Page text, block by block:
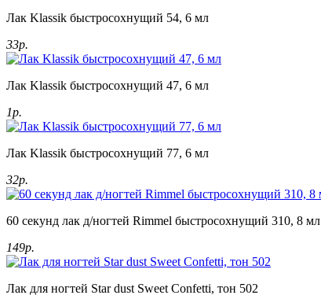
Лак Klassik быстросохнущий 54, 6 мл
33р.
Лак Klassik быстросохнущий 47, 6 мл
1р.
Лак Klassik быстросохнущий 77, 6 мл
32р.
60 секунд лак д/ногтей Rimmel быстросохнущий 310, 8 мл
149р.
Лак для ногтей Star dust Sweet Confetti, тон 502